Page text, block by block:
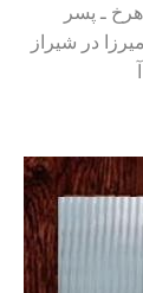
ـ پسر
در شيراز